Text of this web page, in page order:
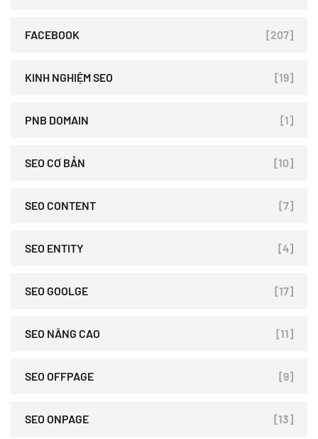
FACEBOOK [207]
KINH NGHIỆM SEO [19]
PNB DOMAIN [1]
SEO CƠ BẢN [10]
SEO CONTENT [7]
SEO ENTITY [4]
SEO GOOLGE [17]
SEO NÂNG CAO [11]
SEO OFFPAGE [9]
SEO ONPAGE [13]